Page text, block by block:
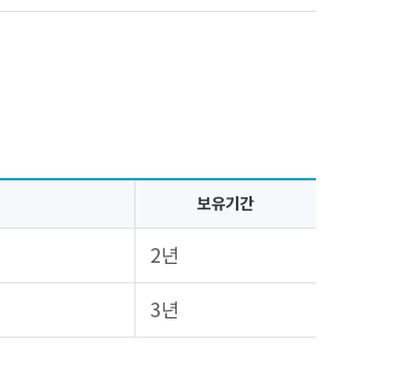
보유기간
2년
3년